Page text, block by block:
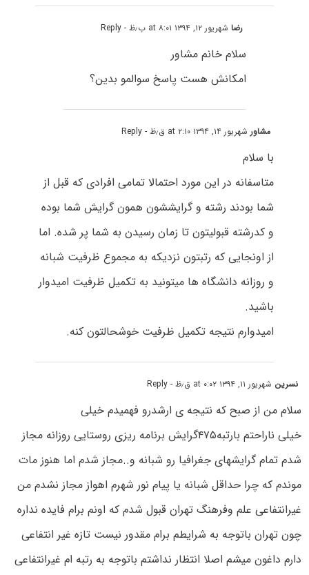
رضاشهریور ۱۲, ۱۳۹۴ at ۸:۰۱ ب٫ظ - Reply
سلام خانم مشاور
امکانش هست پاسخ سوالمو بدین؟
مشاورشهریور ۱۴, ۱۳۹۴ at ۲:۱۰ ق٫ظ - Reply
با سلام
متاسفانه در این مورد احتمالا تمامی افرادی که قبل از
شما بودند رشته و گرایششون همون گرایش شما بوده
و کدرشته قبولیتون تا زمان رسیدن به شما پر شده. اما
از اونجایی که رتبتون نزدیکه به مجموع ظرفیت شبانه
و روزانه دانشگاه ها میتونید به تکمیل ظرفیت امیدوار
باشید.
امیدوارم نتیجه تکمیل ظرفیت خوشحالتون کنه.
نسرین شهریور ۱۱, ۱۳۹۴ at ۰:۰۲ ق٫ظ - Reply
سلام من از صبح که نتیجه ی ارشدرو فهمیدم خیلی
خیلی ناراحتم بارتبه۴۷۵گرایش برنامه ریزی روستایی روزانه مجاز
شدم تمام گرایشهای جغرافیا رو شبانه و..مجاز شدم اما هنوز مات
موندم که چرا حداقل شبانه یا پیام نور شهرم اهواز مجاز نشدم من
غیرانتفاعی علم وفرهنگ تهران قبول شدم که اونم برام فایده نداره
چون تهران باتوجه به شرایطم برام مقدور نیست تازه غیر انتفاعی
دارم داغون میشم اصلا انتظار نداشتم باتوجه به رتبه ام غیرانتفاعی